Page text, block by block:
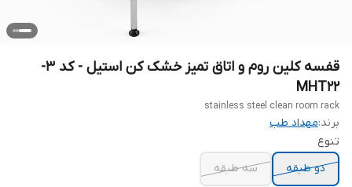
قفسه کلین روم و اتاق تمیز خشک کن استیل - کد 3-
MHT22
stainless steel clean room rack
برند:مهداد طب
تنوع
دو طبقه
سه طبقه